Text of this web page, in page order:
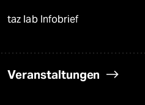
taz lab Infobrief
Veranstaltungen